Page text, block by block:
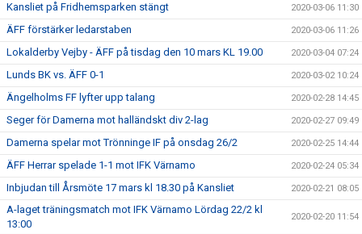
Kansliet på Fridhemsparken stängt 2020-03-06 11:30
ÄFF förstärker ledarstaben 2020-03-06 11:26
Lokalderby Vejby - ÄFF på tisdag den 10 mars KL 19.00 2020-03-04 07:24
Lunds BK vs. ÄFF 0-1 2020-03-02 10:24
Ängelholms FF lyfter upp talang 2020-02-28 14:45
Seger för Damerna mot halländskt div 2-lag 2020-02-27 09:49
Damerna spelar mot Trönninge IF på onsdag 26/2 2020-02-25 14:44
ÄFF Herrar spelade 1-1 mot IFK Värnamo 2020-02-24 05:34
Inbjudan till Årsmöte 17 mars kl 18.30 på Kansliet 2020-02-21 08:05
A-laget träningsmatch mot IFK Värnamo Lördag 22/2 kl
13:00
2020-02-20 11:54